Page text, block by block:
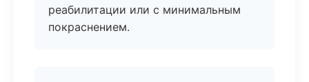
реабилитации или с минимальным
покраснением.